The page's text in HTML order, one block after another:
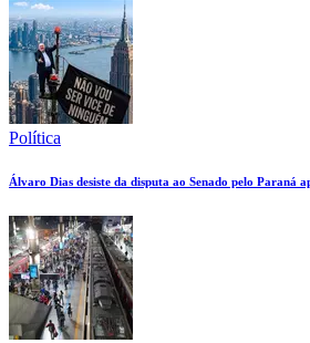
Política
Álvaro Dias desiste da disputa ao Senado pelo Paraná